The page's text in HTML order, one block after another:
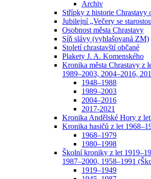
Archiv
Střípky z historie Chrastavy
Jubilejní „Večery se
Osobnost města Chrastavy
Síň slávy (vyhlašovaná ZM)
Století chrastavští občané
Plakety J. A. Komenského
Kronika města Chrastavy z
1989–2003, 2004–2016,
1948–1988
1989–2003
2004–2016
2017-2021
Kronika Andělské Hory z
Kronika hasičů z let
1968–1979
1980–1998
Školní kroniky z let
1987–2000, 1958–1991
1919–1949